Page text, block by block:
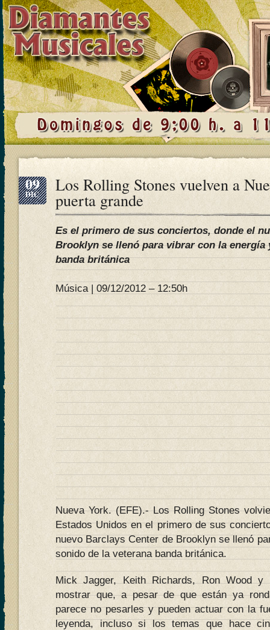
09
DIC Los Rolling Stones vuelven a
puerta grande
Es el primero de sus conciertos, donde el
Brooklyn se llenó para vibrar con la energía
banda británica
Música | 09/12/2012 – 12:50h
Nueva York. (EFE).- Los Rolling Stones
Estados Unidos en el primero de sus
nuevo Barclays Center de Brooklyn se llenó
sonido de la veterana banda británica.
Mick Jagger, Keith Richards, Ron Wood y
mostrar que, a pesar de que están ya
parece no pesarles y pueden actuar con la
leyenda, incluso si los temas que hace